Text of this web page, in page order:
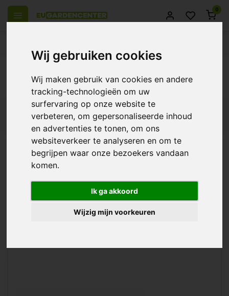
Wij gebruiken cookies
Wij maken gebruik van cookies en andere
tracking-technologieën om uw
surfervaring op onze website te
verbeteren, om gepersonaliseerde inhoud
en advertenties te tonen, om ons
websiteverkeer te analyseren en om te
begrijpen waar onze bezoekers vandaan
komen.
Ik ga akkoord
Wijzig mijn voorkeuren
0
Producten getagd met Stofmasker
€7,50